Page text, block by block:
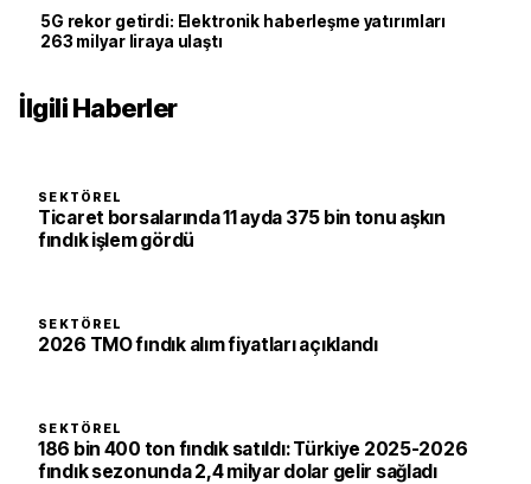
5G rekor getirdi: Elektronik haberleşme yatırımları
263 milyar liraya ulaştı
İlgili Haberler
SEKTÖREL
Ticaret borsalarında 11 ayda 375 bin tonu aşkın
fındık işlem gördü
SEKTÖREL
2026 TMO fındık alım fiyatları açıklandı
SEKTÖREL
186 bin 400 ton fındık satıldı: Türkiye 2025-2026
fındık sezonunda 2,4 milyar dolar gelir sağladı